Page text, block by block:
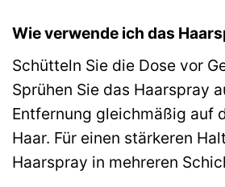
Wie verwende ich das
Schütteln Sie die Dose vor
Sprühen Sie das Haarspray
Entfernung gleichmäßig auf
Haar. Für einen stärkeren
Haarspray in mehreren